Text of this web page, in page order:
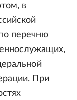
в
перечню
При